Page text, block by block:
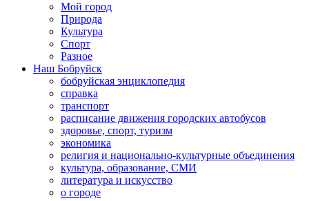
Мой город
Природа
Культура
Спорт
Разное
Наш Бобруйск
бобруйская энциклопедия
справка
транспорт
расписание движения городских автобусов
здоровье, спорт, туризм
экономика
религия и национально-культурные объединения
культура, образование, СМИ
литература и искусство
о городе